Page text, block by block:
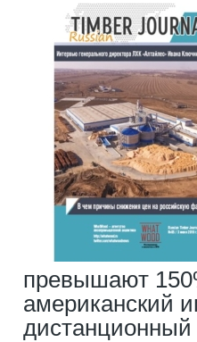
превышают
американский
дистанционный